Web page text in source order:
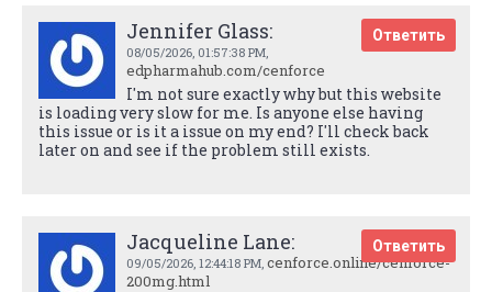
Jennifer Glass:
08/05/2026, 01:57:38 PM,
edpharmahub.com/cenforce
Ответить
I'm not sure exactly why but this website
is loading very slow for me. Is anyone else having
this issue or is it a issue on my end? I'll check back
later on and see if the problem still exists.
Jacqueline Lane:
09/05/2026, 12:44:18 PM, cenforce.online/cenforce-
200mg.html
Ответить